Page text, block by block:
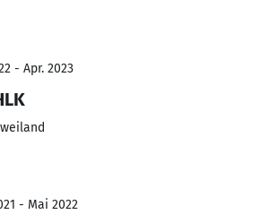
- Apr. 2023
- Mai 2022